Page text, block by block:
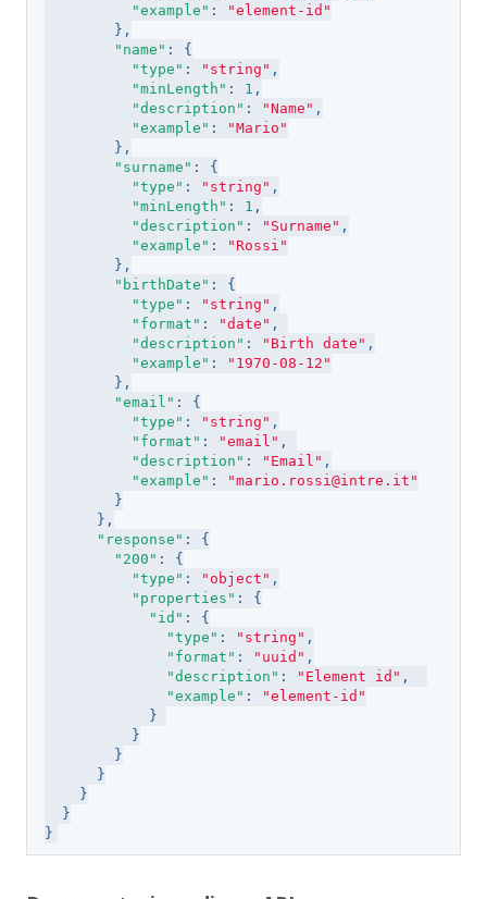
"example" :
"element-id"
        },
"name" : {
"type" : "string" ,
"minLength" : 1 ,
"description" : "Name" ,
"example" :
"Mario"
        },
"surname" : {
"type" : "string" ,
"minLength" : 1 ,
"description" : "Surname" ,
"example" :
"Rossi"
        },
"birthDate" : {
"type" : "string" ,
"format" : "date" ,
"description" : "Birth date" ,
"example" :
"1970-08-12"
        },
"email" : {
"type" : "string" ,
"format" : "email" ,
"description" : "Email" ,
"example" :
"mario.rossi@intre.it"
        }
      },
"response" : {
"200" : {
"type" : "object" ,
"properties" : {
"id" : {
"type" : "string" ,
"format" : "uuid" ,
"description" : "Element id" ,
"example" :
"element-id"
            }
          }
        }
      }
    }
  }